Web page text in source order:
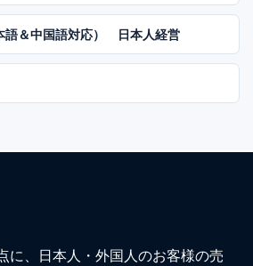
語＆中国語対応） 日本人経営
に、日本人・外国人のお客様の売